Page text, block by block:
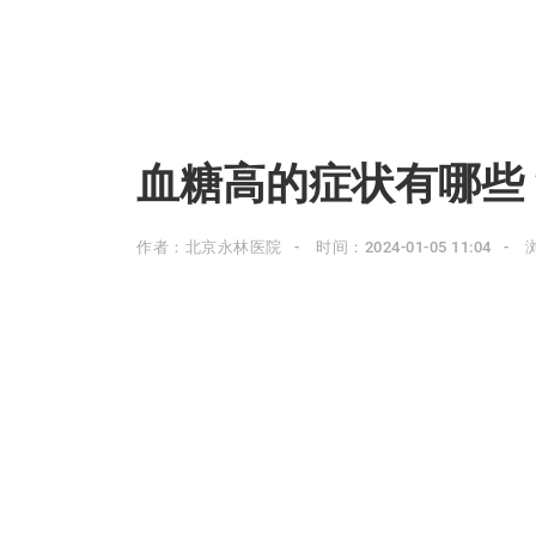
血糖高的症状有哪些
作者：北京永林医院 时间：2024-01-05 11:04